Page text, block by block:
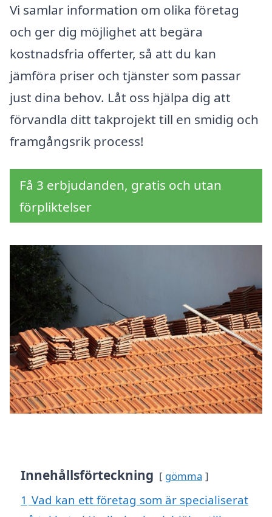
Vi samlar information om olika företag
och ger dig möjlighet att begära
kostnadsfria offerter, så att du kan
jämföra priser och tjänster som passar
just dina behov. Låt oss hjälpa dig att
förvandla ditt takprojekt till en smidig och
framgångsrik process!
Få 3 erbjudanden, gratis och utan
förpliktelser
Innehållsförteckning gömma
1 Vad kan ett företag som är specialiserat